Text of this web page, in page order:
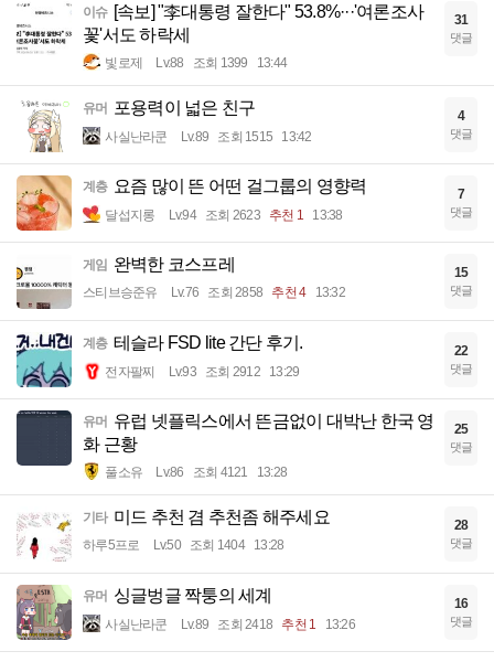
이슈 [속보] "李대통령 잘한다" 53.8%···'여론조사
꽃'서도 하락세
빛로제 Lv.88 조회 1399 13:44
31
댓글
유머 포용력이 넓은 친구
사실난라쿤 Lv.89 조회 1515 13:42
4
댓글
계층 요즘 많이 뜬 어떤 걸그룹의 영향력
달섭지롱 Lv.94 조회 2623 추천 1 13:38
7
댓글
게임 완벽한 코스프레
스티브승준유 Lv.76 조회 2858 추천 4 13:32
15
댓글
계층 테슬라 FSD lite 간단 후기.
전자팔찌 Lv.93 조회 2912 13:29
22
댓글
유머 유럽 넷플릭스에서 뜬금없이 대박난 한국 영
화 근황
풀소유 Lv.86 조회 4121 13:28
25
댓글
기타 미드 추천 겸 추천좀 해주세요
하루5프로 Lv.50 조회 1404 13:28
28
댓글
유머 싱글벙글 짝퉁의 세계
사실난라쿤 Lv.89 조회 2418 추천 1 13:26
16
댓글